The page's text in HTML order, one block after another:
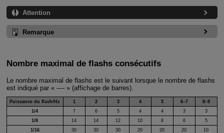
Attention
Remarque
Nombre maximal de flashs consécutifs
Le nombre maximal de flashs est le suivant lorsque le nombre de flashs
est indiqué par « ---- » (affichage de barres).
Puissance du flash/Hz 1 2 3 4 5 6–7
8–9
1/4
7 6 5 4 4 3
3
1/8
14 14 12 10 8 6
5
1/16
30 30 30 20 20 20
10